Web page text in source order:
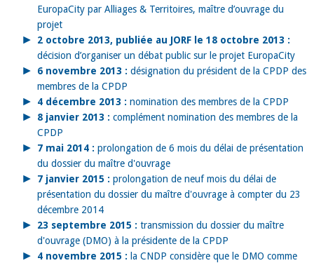
EuropaCity par Alliages & Territoires, maître d’ouvrage du
projet
2 octobre 2013, publiée au JORF le 18 octobre 2013 :
décision d’organiser un débat public sur le projet EuropaCity
6 novembre 2013 : désignation du président de la CPDP des
membres de la CPDP
4 décembre 2013 : nomination des membres de la CPDP
8 janvier 2013 : complément nomination des membres de la
CPDP
7 mai 2014 : prolongation de 6 mois du délai de présentation
du dossier du maître d'ouvrage
7 janvier 2015 : prolongation de neuf mois du délai de
présentation du dossier du maître d'ouvrage à compter du 23
décembre 2014
23 septembre 2015 : transmission du dossier du maître
d'ouvrage (DMO) à la présidente de la CPDP
4 novembre 2015 : la CNDP considère que le DMO comme